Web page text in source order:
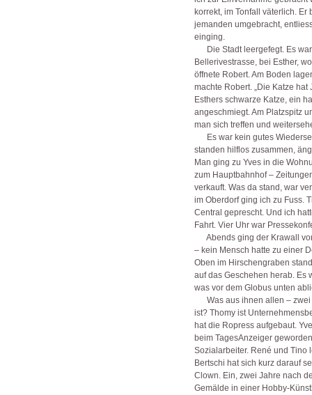
korrekt, im Tonfall väterlich. Er
jemanden umgebracht,
einging.
Die Stadt leergefegt. Es war
Bellerivestrasse, bei Esther,
öffnete Robert. Am Boden
machte Robert. „Die Katze
Esthers schwarze Katze, ein
angeschmiegt. Am Platzspitz
man sich treffen und
Es war kein gutes
standen hilflos zusammen,
Man ging zu Yves in die
zum Hauptbahnhof –
verkauft. Was da stand, war
im Oberdorf ging ich zu Fuss.
Central geprescht. Und ich
Fahrt. Vier Uhr war
Abends ging der Krawall
– kein Mensch hatte zu einer
Oben im Hirschengraben
auf das Geschehen herab. Es
was vor dem Globus unten
Was aus ihnen allen – zwei
ist? Thomy ist
hat die Ropress aufgebaut.
beim TagesAnzeiger
Sozialarbeiter. René und Tino
Bertschi hat sich kurz darauf
Clown. Ein, zwei Jahre nach
Gemälde in einer Hobby-